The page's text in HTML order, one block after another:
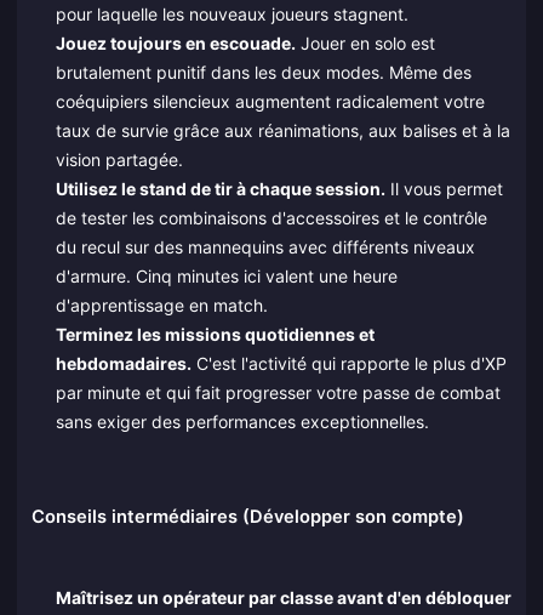
pour laquelle les nouveaux joueurs stagnent.
Jouez toujours en escouade. Jouer en solo est
brutalement punitif dans les deux modes. Même des
coéquipiers silencieux augmentent radicalement votre
taux de survie grâce aux réanimations, aux balises et à la
vision partagée.
Utilisez le stand de tir à chaque session. Il vous permet
de tester les combinaisons d'accessoires et le contrôle
du recul sur des mannequins avec différents niveaux
d'armure. Cinq minutes ici valent une heure
d'apprentissage en match.
Terminez les missions quotidiennes et
hebdomadaires. C'est l'activité qui rapporte le plus d'XP
par minute et qui fait progresser votre passe de combat
sans exiger des performances exceptionnelles.
Conseils intermédiaires (Développer son compte)
Maîtrisez un opérateur par classe avant d'en débloquer